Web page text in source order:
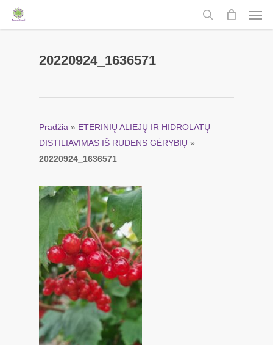
Skip
search
20220924_1636571
Pradžia » ETERINIŲ ALIEJŲ IR HIDROLATŲ
DISTILIAVIMAS IŠ RUDENS GĖRYBIŲ »
20220924_1636571